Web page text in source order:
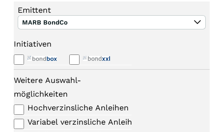
Emittent
MARB BondCo
Initiativen
Weitere Auswahl-
möglichkeiten
Hochverzinsliche Anleihen
Variabel verzinsliche Anleihen